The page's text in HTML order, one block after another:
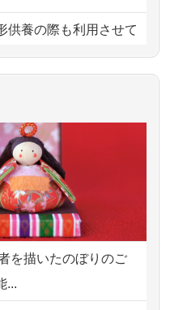
からお申込み
からお申込み
からお申込み
からお申込み
からお申込み
からお申込み
からお申込み
からお申込み
供養の際も利用させて
や送り方等）がとて
せていただきまし
人形をきちんと供養
を描いたのぼりのご
...